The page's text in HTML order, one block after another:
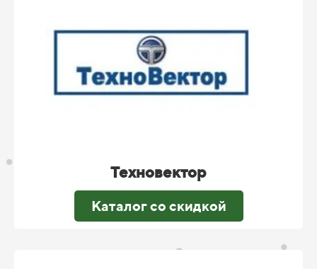
Техновектор
Каталог со скидкой